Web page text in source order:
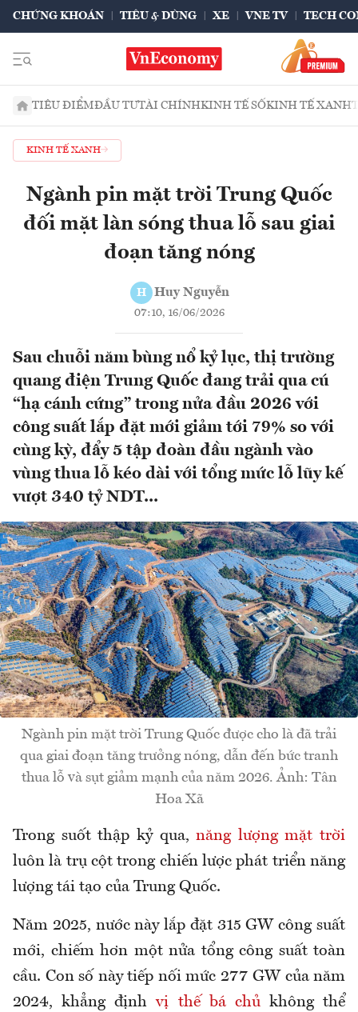
CHỨNG KHOÁN TIÊU & DÙNG XE VNE TV TECH
TIÊU ĐIỂMĐẦU TƯTÀI CHÍNHKINH TẾ SỐKINH TẾ XANH
KINH TẾ XANH
Ngành pin mặt trời Trung Quốc
đối mặt làn sóng thua lỗ sau giai
đoạn tăng nóng
H Huy Nguyễn
07:10, 16/06/2026
Sau chuỗi năm bùng nổ kỷ lục, thị trường
quang điện Trung Quốc đang trải qua cú
“hạ cánh cứng” trong nửa đầu 2026 với
công suất lắp đặt mới giảm tới 79% so với
cùng kỳ, đẩy 5 tập đoàn đầu ngành vào
vùng thua lỗ kéo dài với tổng mức lỗ lũy kế
vượt 340 tỷ NDT...
Ngành pin mặt trời Trung Quốc được cho là đã trải
qua giai đoạn tăng trưởng nóng, dẫn đến bức tranh
thua lỗ và sụt giảm mạnh của năm 2026. Ảnh: Tân
Hoa Xã
Trong suốt thập kỷ qua,năng lượng mặt trời
luôn là trụ cột trong chiến lược phát triển năng
lượng tái tạo của Trung Quốc.
Năm 2025, nước này lắp đặt 315 GW công suất
mới, chiếm hơn một nửa tổng công suất toàn
cầu. Con số này tiếp nối mức 277 GW của năm
2024, khẳng địnhvị thế bá chủkhông thể